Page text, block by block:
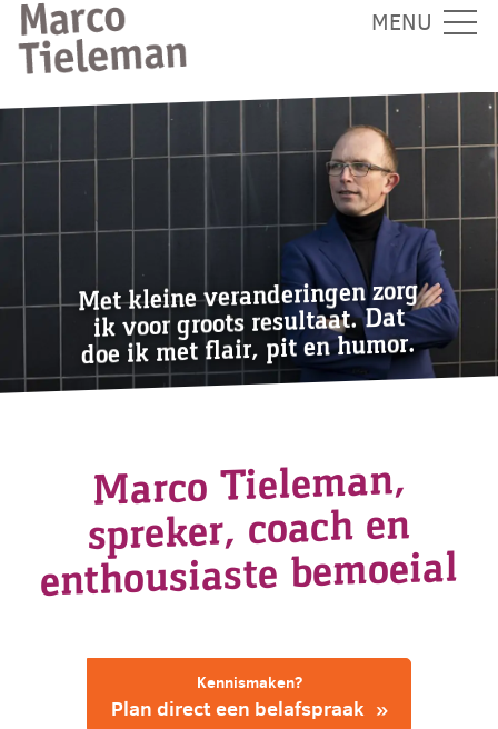
MENU
Met kleine veranderingen zorg
ik voor groots resultaat. Dat
doe ik met flair, pit en humor.
Marco Tieleman,
spreker, coach en
enthousiaste bemoeial
Kennismaken?
Plan direct een belafspraak